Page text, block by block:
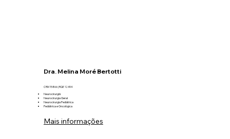
Dra. Melina Moré Bertotti
CRM 15866 | RQE 12494
Neurocirurgiã​
Neurocirurgia Geral
Neurocirurgia Pediátrica
Pediátrica e Oncológica
Mais informações